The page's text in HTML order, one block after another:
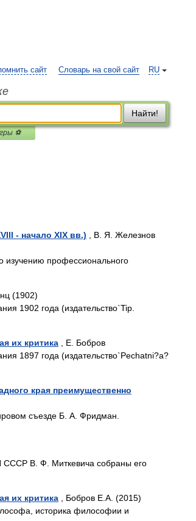
RU
сайт Словарь на свой сайт
Найти!
⚽
- начало XIX вв.) , В. Я. Железнов
изучению профессионального
(1902)
1902 года (издательство`Tip.
их критика , Е. Бобров
1897 года (издательство`Pechatni?a?
края преимущественно
съезде Б. А. Фридман.
СССР В. Ф. Миткевича собраны его
их критика , Бобров Е.А. (2015)
историка философии и